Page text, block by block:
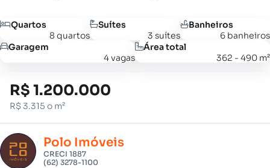
Quartos
8 quartos
Suítes
3 suítes
Banheiros
6 banheiros
Garagem
4 vagas
Área total
362 - 490 m²
R$ 1.200.000
R$ 3.315 o m²
Polo Imóveis
CRECI 1887
(62) 3278-1100